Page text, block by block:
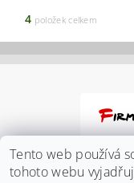
4 položek celkem
Tento web používá
tohoto webu